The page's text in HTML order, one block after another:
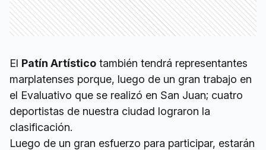
El Patín Artístico también tendrá representantes
marplatenses porque, luego de un gran trabajo en
el Evaluativo que se realizó en San Juan; cuatro
deportistas de nuestra ciudad lograron la
clasificación.
Luego de un gran esfuerzo para participar, estarán